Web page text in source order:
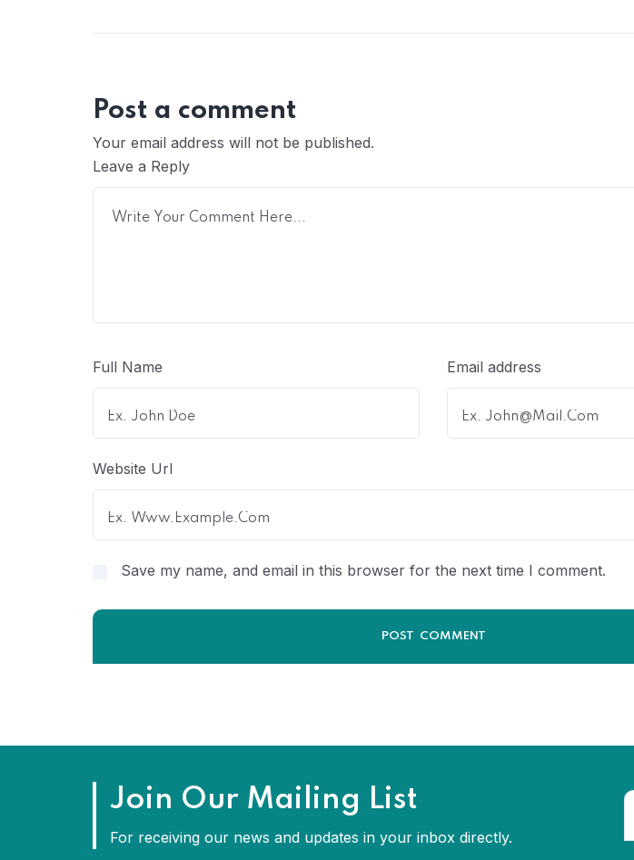
Post a comment
Your email address will not be published.
Leave a Reply
Full Name Email address
Website Url
Save my name, and email in this browser for the next time I comment.
Join Our Mailing List
For receiving our news and updates in your inbox directly.